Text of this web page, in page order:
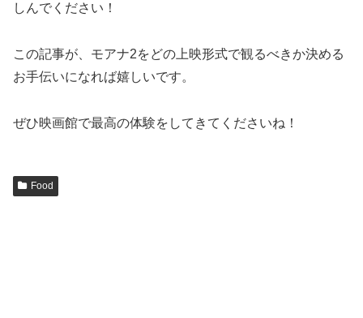
しんでください！
この記事が、モアナ2をどの上映形式で観るべきか決める
お手伝いになれば嬉しいです。
ぜひ映画館で最高の体験をしてきてくださいね！
Food